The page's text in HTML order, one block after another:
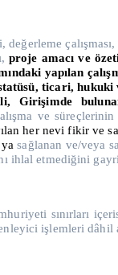
proje amacı ve
yapılan
ticari,
Girişimde
ve
her nevi fikir ve
yasağlanan ve/veya
ihlal etmediğini
sınırları
işlemleri